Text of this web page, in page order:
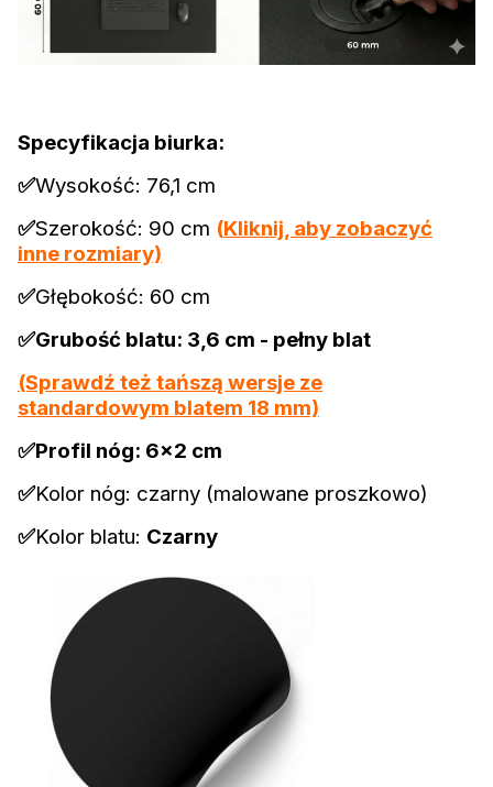
Specyfikacja biurka:
✅Wysokość: 76,1 cm
✅Szerokość: 90 cm (Kliknij, aby zobaczyć
inne rozmiary)
✅Głębokość: 60 cm
✅Grubość blatu: 3,6 cm - pełny blat
(Sprawdź też tańszą wersje ze
standardowym blatem 18 mm)
✅Profil nóg: 6x2 cm
✅Kolor nóg: czarny (malowane proszkowo)
✅Kolor blatu: Czarny